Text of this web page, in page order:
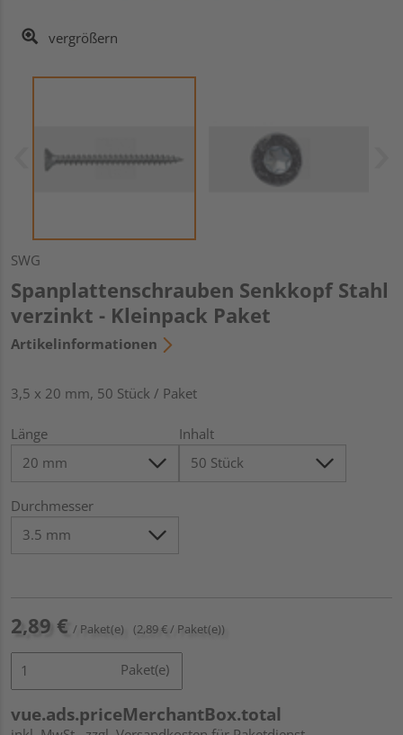
vergrößern
SWG
Spanplattenschrauben Senkkopf Stahl
verzinkt - Kleinpack Paket
Artikelinformationen
3,5 x 20 mm, 50 Stück / Paket
Länge Inhalt
Durchmesser
2,89 € / Paket(e) (2,89 € / Paket(e))
Paket(e)
vue.ads.priceMerchantBox.total